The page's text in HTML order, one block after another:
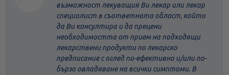
възможност лекуващия Ви лекар или лекар
специалист в съответната област, който
да Ви консултира и да прецени
необходимостта от прием на подходящи
лекарствени продукти по лекарско
предписание с оглед по-ефективно и/или по-
бързо овладяване на всички симптоми. В